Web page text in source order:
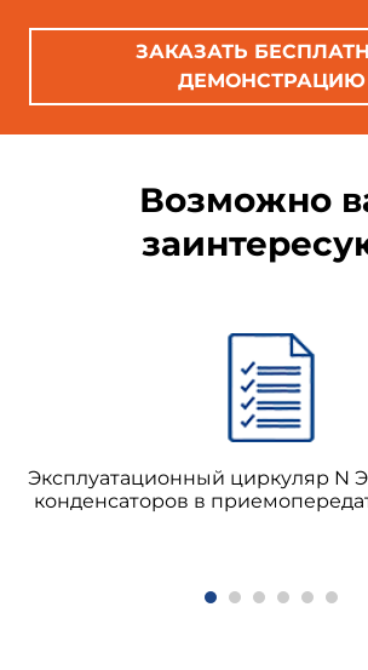
ЗАКАЗАТЬ
ДЕМОНСТРАЦИЮ
Возможно
Эксплуатационный циркуляр N
конденсаторов в